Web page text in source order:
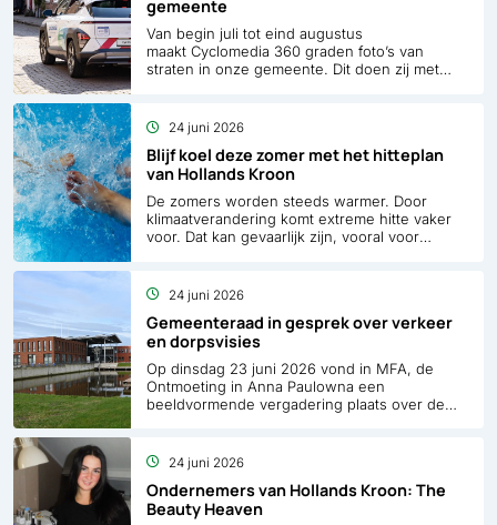
gemeente
Van begin juli tot eind augustus
maakt Cyclomedia 360 graden foto’s van
straten in onze gemeente. Dit doen zij met
en door smalle steegjes.
Blijf koel deze zomer met het hitteplan
van Hollands Kroon
24 juni 2026
De zomers worden steeds warmer. Door
klimaatverandering komt extreme hitte vaker
voor. Dat kan gevaarlijk zijn, vooral voor
lokaal hitteplan. Samen zorgen we voor elkaar
tijdens warme dagen.
Gemeenteraad in gesprek over verkeer
en dorpsvisies
24 juni 2026
Op dinsdag 23 juni 2026 vond in MFA, de
Ontmoeting in Anna Paulowna een
beeldvormende vergadering plaats over de
stond het thema verkeer centraal en kreeg de
gemeenteraad een presentatie over de
samenhang tussen verkeer, woningbouw,
voorzieningen en leefbaarheid.
Ondernemers van Hollands Kroon: The
Beauty Heaven
24 juni 2026